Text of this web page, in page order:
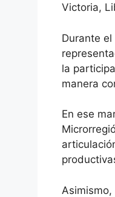
Victoria,
Durante
la
manera
En ese